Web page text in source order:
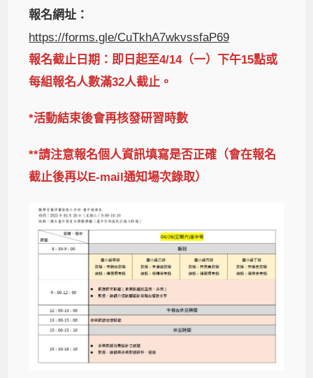
報名網址：
https://forms.gle/CuTkhA7wkvssfaP69
報名截止日期：即日起至4/14（一）下午15點或
每組報名人數滿32人截止。
*活動結束後會再核發研習時數
**請注意報名個人資訊填寫是否正確（會在報名
截止後再以E-mail通知場次錄取）